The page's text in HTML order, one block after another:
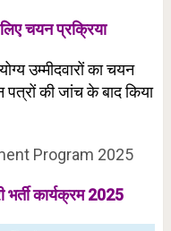
चयन प्रक्रिया
उम्मीदवारों का चयन
पत्रों की जांच के बाद किया
Program 2025
कार्यक्रम 2025